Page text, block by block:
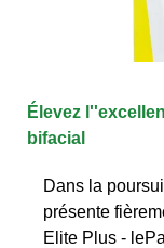
Élevez
bifacial
Dans la
présente
Elite Plus -